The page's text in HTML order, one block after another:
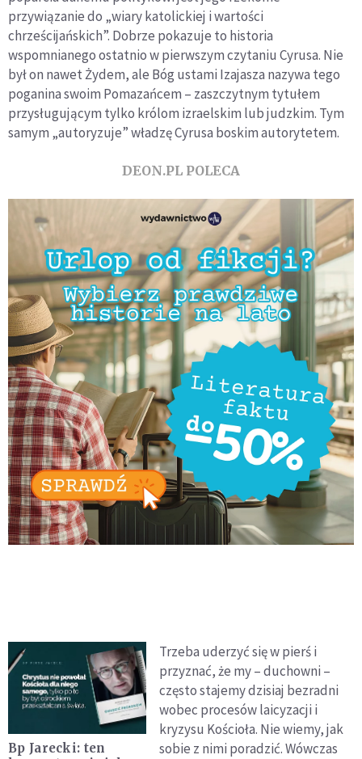
przywiązanie do „wiary katolickiej i wartości
chrześcijańskich”. Dobrze pokazuje to historia
wspomnianego ostatnio w pierwszym czytaniu Cyrusa. Nie
był on nawet Żydem, ale Bóg ustami Izajasza nazywa tego
poganina swoim Pomazańcem – zaszczytnym tytułem
przysługującym tylko królom izraelskim lub judzkim. Tym
samym „autoryzuje” władzę Cyrusa boskim autorytetem.
DEON.PL POLECA
Bp Jarecki: ten
Trzeba uderzyć się w pierś i
przyznać, że my – duchowni –
często stajemy dzisiaj bezradni
wobec procesów laicyzacji i
kryzysu Kościoła. Nie wiemy, jak
sobie z nimi poradzić. Wówczas